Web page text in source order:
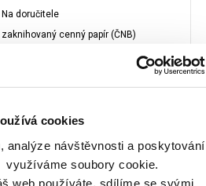
cookies
analýze návštěvnosti a poskytování
soubory cookie.
web používáte, sdílíme se svými
Na doručitele
zaknihovaný cenný papír (ČNB)
17. 08. 2006
18. 08. 2006